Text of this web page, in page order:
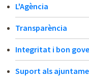
L'Agència
Transparència
Integritat i bon
Suport als